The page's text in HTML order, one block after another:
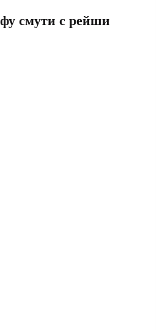
смути с рейши